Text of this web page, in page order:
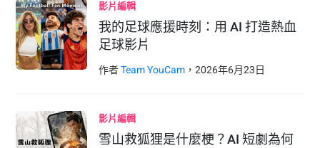
影片編輯
我的足球應援時刻：用 AI 打造熱血
足球影片
作者Team YouCam ，2026年6月23 日
影片編輯
雪山救狐狸是什麼梗？AI 短劇為何